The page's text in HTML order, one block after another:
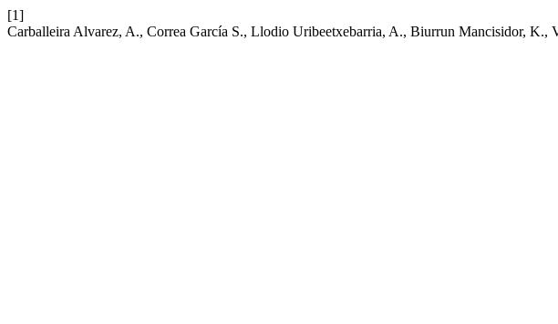
[1]
Carballeira Alvarez, A., Correa García S., Llodio Uribeetxebarria, A., Biurrun Mancisidor, K.,